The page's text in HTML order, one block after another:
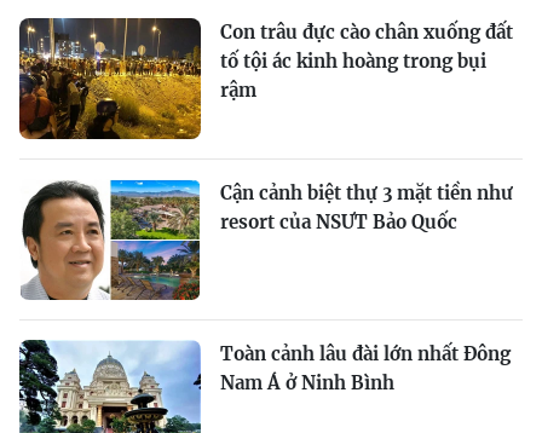
Con trâu đực cào chân xuống đất
tố tội ác kinh hoàng trong bụi
rậm
Cận cảnh biệt thự 3 mặt tiền như
resort của NSƯT Bảo Quốc
Toàn cảnh lâu đài lớn nhất Đông
Nam Á ở Ninh Bình